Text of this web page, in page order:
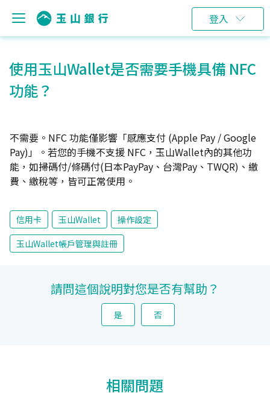
登入
使用玉山Wallet是否需要手機具備 NFC
功能？
不需要。NFC 功能僅影響「感應支付 (Apple Pay / Google
Pay)」。若您的手機不支援 NFC，玉山Wallet內的其他功
能，如掃碼付/條碼付(日本PayPay、台灣Pay、TWQR)、繳
費、繳稅等，皆可正常使用。
信用卡 玉山Wallet
操作設定
玉山Wallet帳戶管理與註冊
請問這個說明對您是否有幫助？
是 否
相關問題